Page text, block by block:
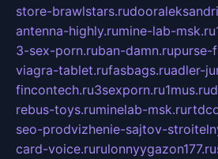
store-brawlstars.ru
antenna-highly.rumine-lab-msk.ru
3-sex-porn.ruban-damn.rupurse-
viagra-tablet.rufasbags.ruadler-
fincontech.ru3sexporn.ru1mus.ru
rebus-toys.ruminelab-msk.ru
seo-prodvizhenie-sajtov-
card-voice.rurulonnyygazon177.ru